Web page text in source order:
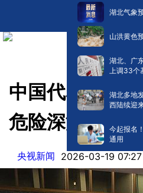
湖北气象
山洪黄色
湖北、广
上调33个
湖北多地
西陆续迎
今起报名
通用
中国代表：中东
危险深渊
央视新闻 2026-03-19 07:27